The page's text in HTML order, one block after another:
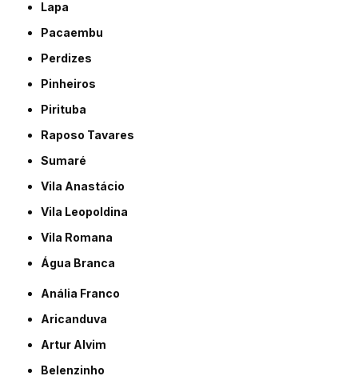
Lapa
Pacaembu
Perdizes
Pinheiros
Pirituba
Raposo Tavares
Sumaré
Vila Anastácio
Vila Leopoldina
Vila Romana
Água Branca
Anália Franco
Aricanduva
Artur Alvim
Belenzinho